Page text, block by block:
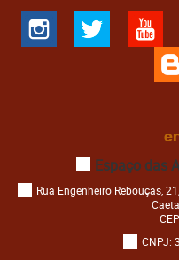
Espaço das
Rua Engenheiro Rebouças,
CNPJ: